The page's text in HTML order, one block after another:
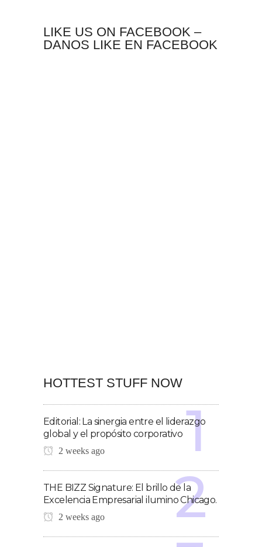
LIKE US ON FACEBOOK –
DANOS LIKE EN FACEBOOK
HOTTEST STUFF NOW
Editorial: La sinergia entre el liderazgo
global y el propósito corporativo
2 weeks ago
THE BIZZ Signature: El brillo de la
Excelencia Empresarial ilumino Chicago.
2 weeks ago